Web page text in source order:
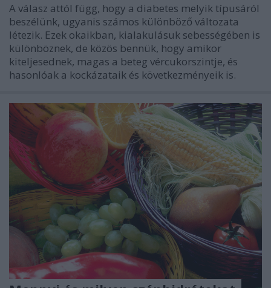
A válasz attól függ, hogy a diabetes melyik típusáról
beszélünk, ugyanis számos különböző változata
létezik. Ezek okaikban, kialakulásuk sebességében is
különböznek, de közös bennük, hogy amikor
kiteljesednek, magas a beteg vércukorszintje, és
hasonlóak a kockázataik és következményeik is.